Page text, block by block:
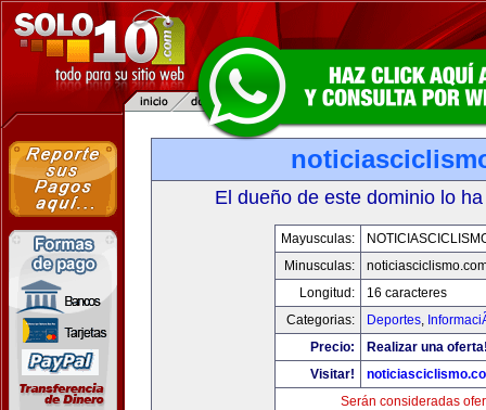
El dueño de este dominio lo
Mayusculas:
Minusculas:
Longitud:
16 caracteres
Categorias:
Deportes,
Precio:
Realizar una
Visitar!
Serán consideradas